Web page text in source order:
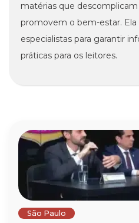
matérias que
promovem o bem-estar. Ela
especialistas para garantir
práticas para os leitores.
São Paulo